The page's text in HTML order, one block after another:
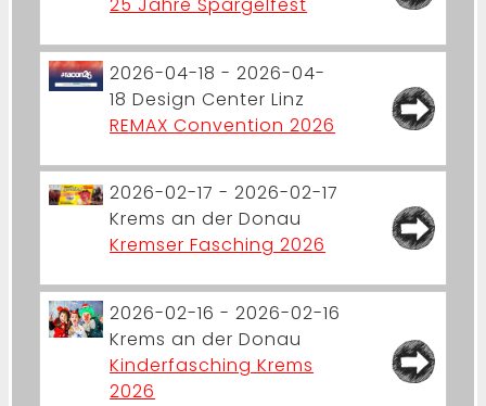
2026-04-18 - 2026-04-
18 Design Center Linz
REMAX Convention 2026
2026-02-17 - 2026-02-17
Krems an der Donau
Kremser Fasching 2026
2026-02-16 - 2026-02-16
Krems an der Donau
Kinderfasching Krems
2026